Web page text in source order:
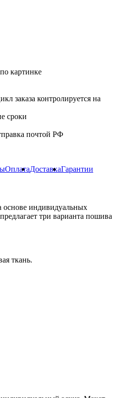
картинке
заказа контролируется на
сроки
почтой РФ
ОплатаДоставкаГарантии
основе индивидуальных
три варианта пошива
ткань.